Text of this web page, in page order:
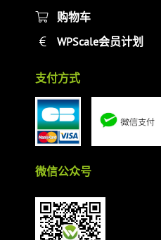
购物车
WPScale会员计划
支付方式
微信公众号